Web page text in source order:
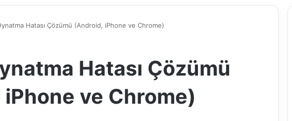
Hatası Çözümü (Android, iPhone ve Chrome)
Hatası Çözümü
ve Chrome)